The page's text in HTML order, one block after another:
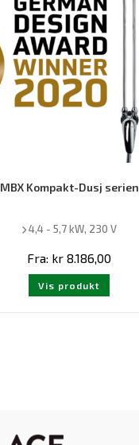
MBX Kompakt-Dusj serien
4,4 - 5,7 kW, 230 V
Fra: kr 8.186,00
Vis produkt
Dette
har